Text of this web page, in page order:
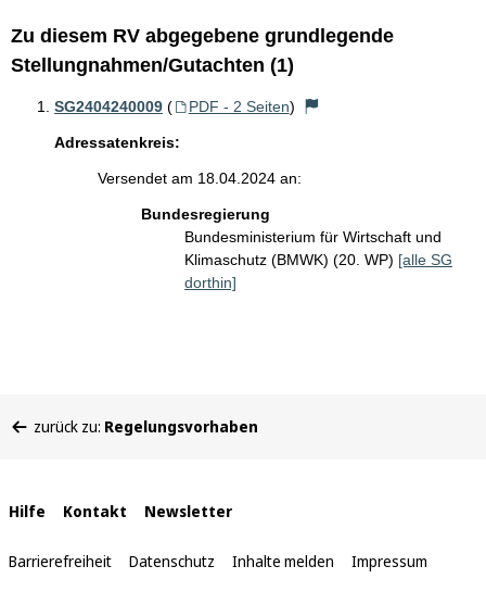
Zu diesem RV abgegebene grundlegende
Stellungnahmen/Gutachten (1)
SG2404240009 ( PDF - 2 Seiten)
Adressatenkreis:
Versendet am 18.04.2024 an:
Bundesregierung
Bundesministerium für Wirtschaft und
Klimaschutz (BMWK) (20. WP) [alle SG
dorthin]
befinden
zurück zu: Regelungsvorhaben
Interne
Links
Hilfe Kontakt Newsletter
Barrierefreiheit Datenschutz Inhalte melden Impressum